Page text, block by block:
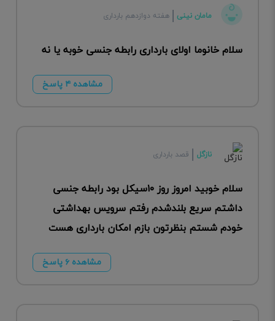
مامان نینی هفته دوازدهم بارداری
سلام خانوما اولای بارداری رابطه جنسی خوبه یا نه
مشاهده ۴ پاسخ
نازگل قصد بارداری
سلام خوبید امروز روز ۱۰سیکل بود رابطه جنسی
داشتم سریع بلندشدم رفتم سرویس بهداشتی
خودم شستم بنظرتون بازم امکان بارداری هست
مشاهده ۶ پاسخ